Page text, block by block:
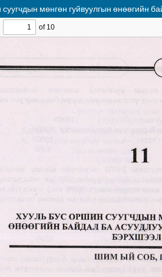
мөнгөн гуйвуулгын өнөөгийн